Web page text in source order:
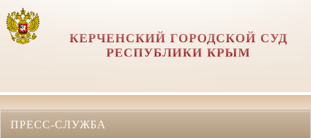
КЕРЧЕНСКИЙ ГОРОДСКОЙ СУД
РЕСПУБЛИКИ КРЫМ
ПРЕСС-СЛУЖБА